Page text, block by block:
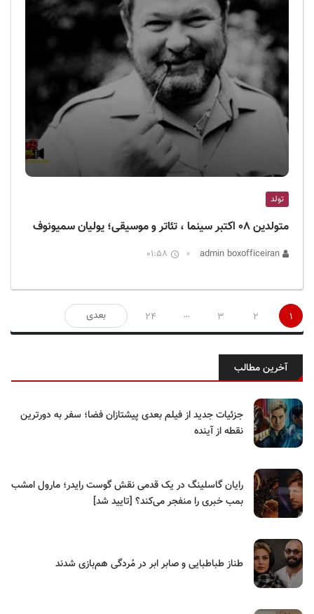
تولد
متولدین ۰۸ اکتبر سینما ، تئاتر و موسیقی؛ یولیان سمیونوف
01:58
صفحه‌بندی
نوشته‌ها
1
2
3
…
24 بعدی
آخرین مطالب
جزئیات جدید از فیلم بعدی پیشتازان فضا؛ سفر به دورترین
نقطه از آینده
رایان گاسلینگ در یک قدمی نقش گوست رایدر؛ مارول امشب
بمب خبری را منفجر می‌کند؟ [تایید شد]
طناز طباطبایی و صابر ابر در مُردگی هم‌بازی شدند